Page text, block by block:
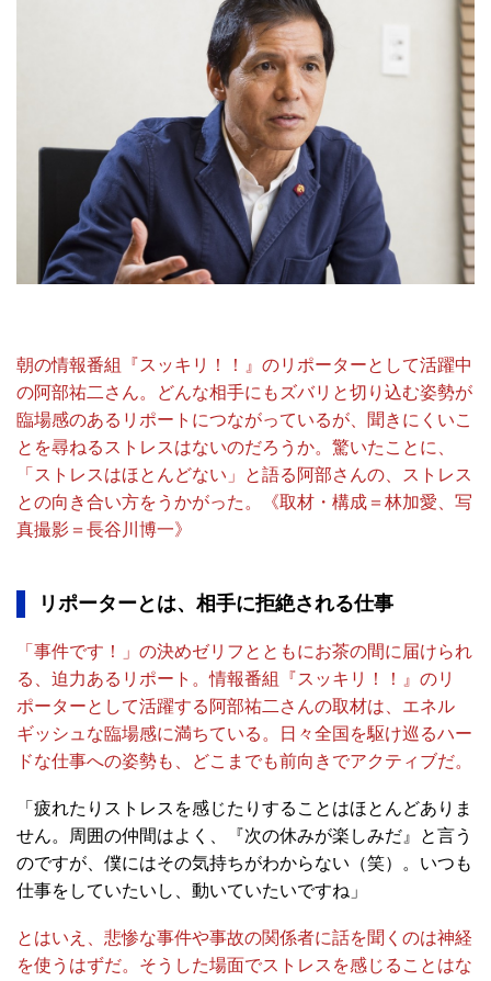
朝の情報番組『スッキリ！！』のリポーターとして活躍中
の阿部祐二さん。どんな相手にもズバリと切り込む姿勢が
臨場感のあるリポートにつながっているが、聞きにくいこ
とを尋ねるストレスはないのだろうか。驚いたことに、
「ストレスはほとんどない」と語る阿部さんの、ストレス
との向き合い方をうかがった。《取材・構成＝林加愛、写
真撮影＝長谷川博一》
リポーターとは、相手に拒絶される仕事
「事件です！」の決めゼリフとともにお茶の間に届けられ
る、迫力あるリポート。情報番組『スッキリ！！』のリ
ポーターとして活躍する阿部祐二さんの取材は、エネル
ギッシュな臨場感に満ちている。日々全国を駆け巡るハー
ドな仕事への姿勢も、どこまでも前向きでアクティブだ。
「疲れたりストレスを感じたりすることはほとんどありま
せん。周囲の仲間はよく、『次の休みが楽しみだ』と言う
のですが、僕にはその気持ちがわからない（笑）。いつも
仕事をしていたいし、動いていたいですね」
とはいえ、悲惨な事件や事故の関係者に話を聞くのは神経
を使うはずだ。そうした場面でストレスを感じることはな